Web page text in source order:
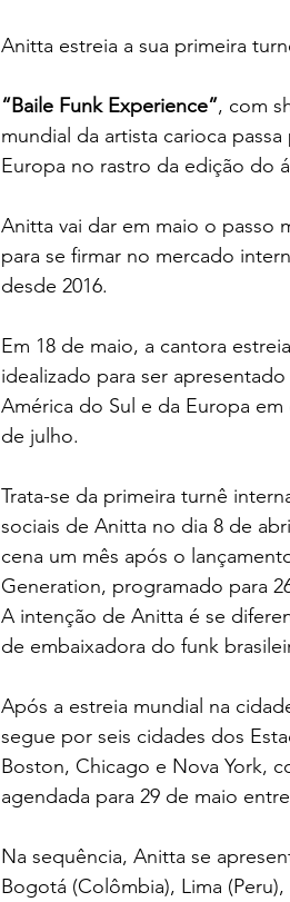
Anitta estreia a sua primeira
“Baile Funk Experience”, com
mundial da artista carioca
Europa no rastro da edição do
Anitta vai dar em maio o passo
para se firmar no mercado
desde 2016.
Em 18 de maio, a cantora
idealizado para ser
América do Sul e da Europa
de julho.
Trata-se da primeira turnê
sociais de Anitta no dia 8 de
cena um mês após o
Generation, programado para
A intenção de Anitta é se
de embaixadora do funk
Após a estreia mundial na
segue por seis cidades dos
Boston, Chicago e Nova York,
agendada para 29 de maio
Na sequência, Anitta se
Bogotá (Colômbia), Lima